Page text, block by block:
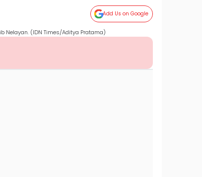
Add Us on Google
Nelayan. (IDN Times/Aditya Pratama)